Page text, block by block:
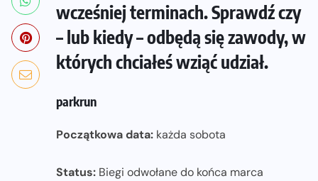
wcześniej terminach. Sprawdź czy
– lub kiedy – odbędą się zawody, w
których chciałeś wziąć udział.
parkrun
Początkowa data: każda sobota
Status: Biegi odwołane do końca marca